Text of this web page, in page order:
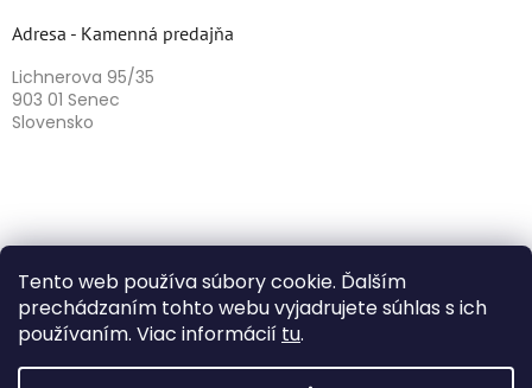
Tento web používa súbory cookie. Ďalším
prechádzaním tohto webu vyjadrujete súhlas s ich
používaním. Viac informácií tu.
Adresa - Kamenná predajňa
Lichnerova 95/35
903 01 Senec
Slovensko